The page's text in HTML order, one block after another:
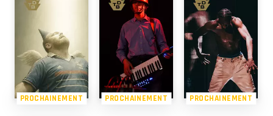
PROCHAINEMENT PROCHAINEMENT PROCHAINEMENT